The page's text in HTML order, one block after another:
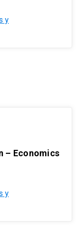
y
– Economics
y